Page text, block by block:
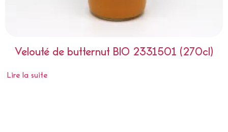
Velouté de butternut BIO 2331501 (270cl)
Lire la suite